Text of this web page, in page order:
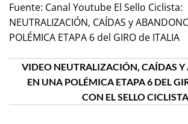
Fuente: Canal Youtube El Sello Ciclista:
NEUTRALIZACIÓN, CAÍDAS y
POLÉMICA ETAPA 6 del GIRO de ITALIA
VIDEO NEUTRALIZACIÓN, CAÍDAS
EN UNA POLÉMICA ETAPA 6 DEL
CON EL SELLO CICLISTA